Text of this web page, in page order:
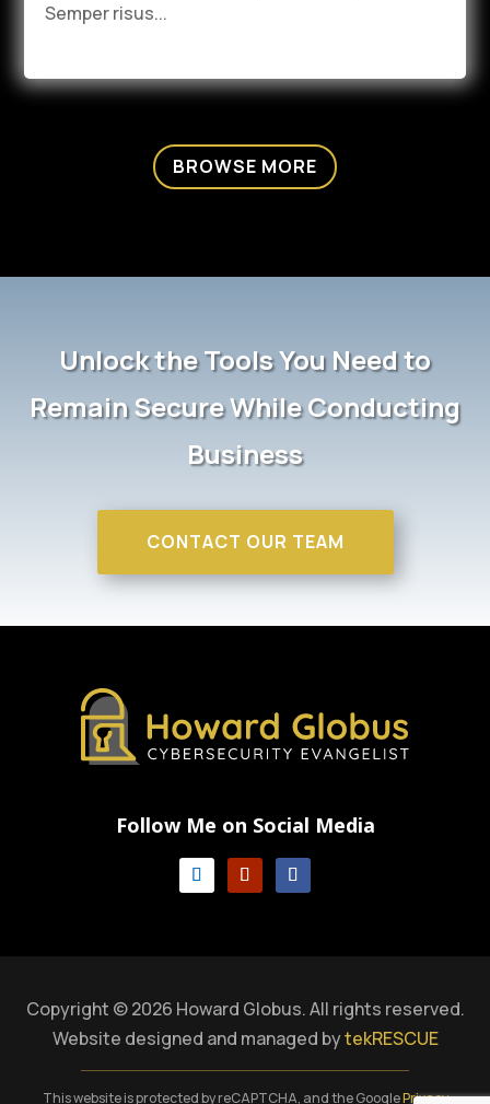
Semper risus...
BROWSE MORE
Unlock the Tools You Need to
Remain Secure While Conducting
Business
CONTACT OUR TEAM
Follow Me on Social Media
Copyright © 2026 Howard Globus. All rights reserved.
Website designed and managed bytekRESCUE
This website is protected by reCAPTCHA, and the GooglePrivacy